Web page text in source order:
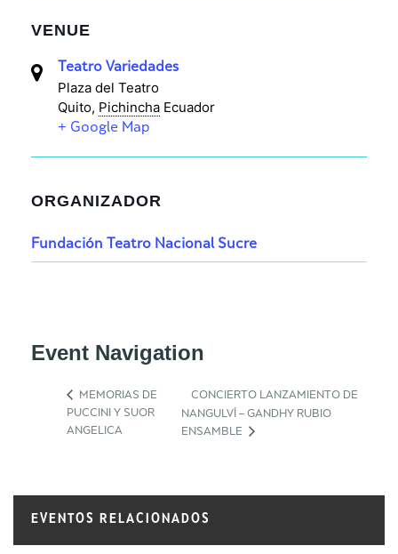
VENUE
Teatro Variedades
Plaza del Teatro
Quito, Pichincha Ecuador
+ Google Map
ORGANIZADOR
Fundación Teatro Nacional Sucre
Event Navigation
MEMORIAS DE
PUCCINI Y SUOR
ANGELICA
CONCIERTO LANZAMIENTO DE
NANGULVÍ – GANDHY RUBIO
ENSAMBLE
EVENTOS RELACIONADOS